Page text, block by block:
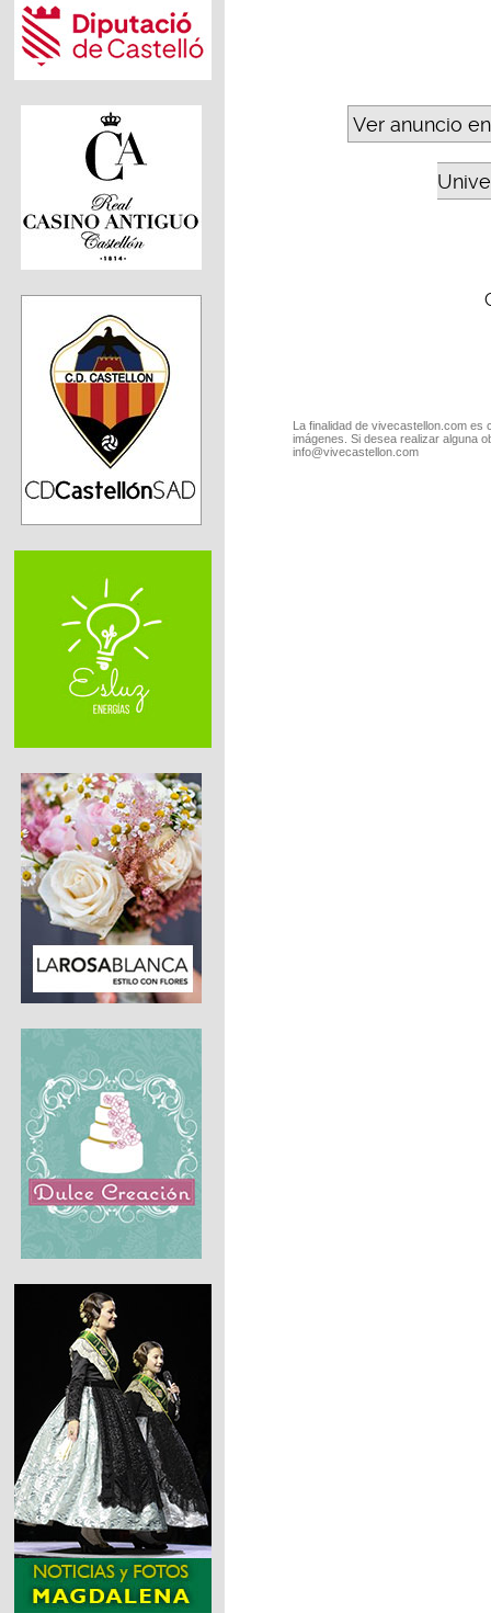
Ver anuncio
La finalidad de vivecastellon.com
imágenes. Si desea realizar alguna
info@vivecastellon.com